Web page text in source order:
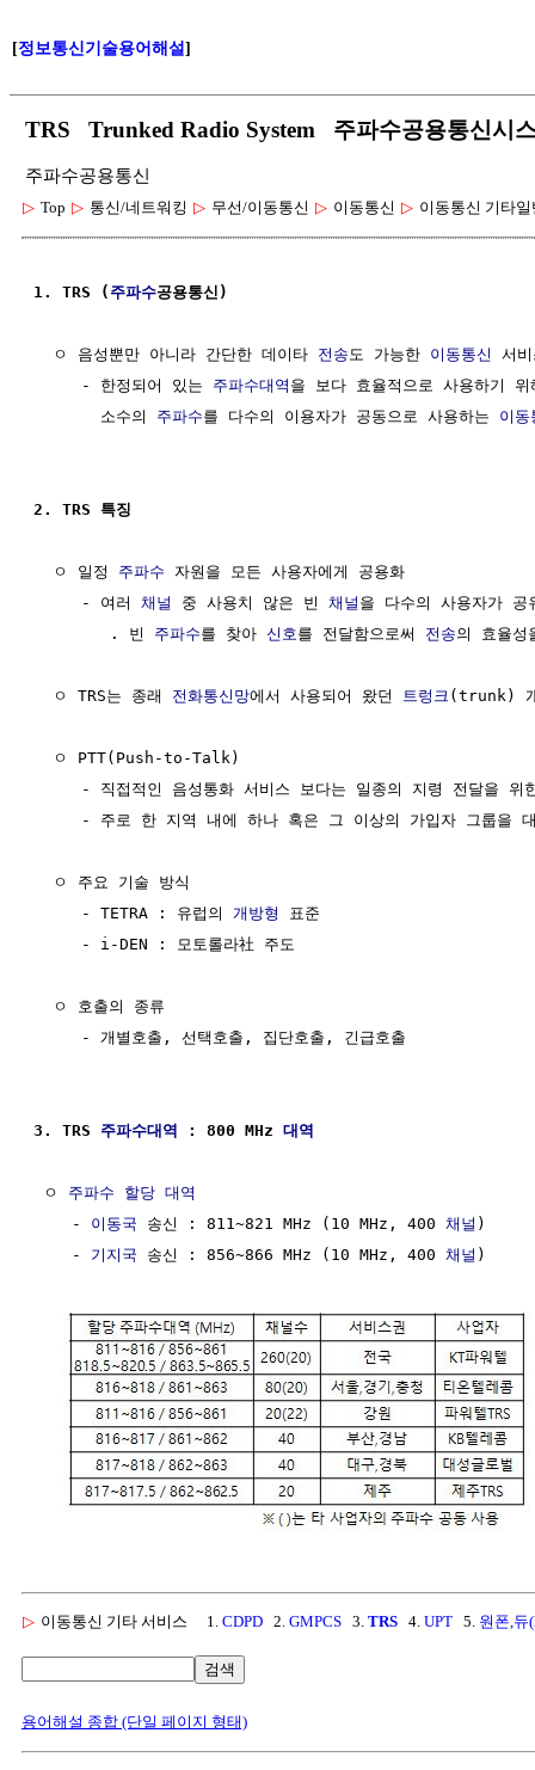
[정보통신기술용어해설]
TRS Trunked Radio System 주파수공용통신시
주파수공용통신
▷ Top ▷ 통신/네트워킹 ▷ 무선/이동통신 ▷ 이동통신 ▷ 이동통신 기타일
1. TRS ( 주파수공용통신)
  ㅇ 음성뿐만 아니라 간단한 데이타
전송 도 가능한 이동통신
서
     - 한정되어 있는
주파수대역 을 보다 효율적으로 사용하기
       소수의
주파수를 다수의 이용자가 공동으로 사용하는 이동
2. TRS 특징
  ㅇ 일정
주파수 자원을 모든 사용자에게 공용화
     - 여러
채널 중 사용치 않은 빈 채널 을 다수의 사용자가 공
        . 빈
주파수를 찾아 신호를 전달함으로써 전송의 효율성
  ㅇ TRS는 종래
전화통신망에서 사용되어 왔던 트렁크 (trunk)
  ㅇ PTT(Push-to-Talk)
- 직접적인 음성통화 서비스 보다는 일종의 지령 전달을 위
- 주로 한 지역 내에 하나 혹은 그 이상의 가입자 그룹을
  ㅇ 주요 기술 방식
     - TETRA : 유럽의
개방형
표준
     - i-DEN : 모토롤라社 주도
  ㅇ 호출의 종류
     - 개별호출, 선택호출, 집단호출, 긴급호출
3. TRS 주파수대역 : 800 MHz 대역
ㅇ 주파수 할당 대역
    -
이동국 송신 : 811~821 MHz (10 MHz, 400 채널 )
    -
기지국 송신 : 856~866 MHz (10 MHz, 400 채널 )
▷ 이동통신 기타 서비스 1. CDPD 2. GMPCS 3. TRS 4. UPT 5. 원폰,듀
검색
용어해설 종합 (단일 페이지 형태)